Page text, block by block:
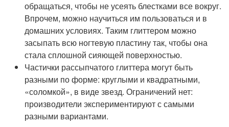
обращаться, чтобы не усеять блестками все вокруг.
Впрочем, можно научиться им пользоваться и в
домашних условиях. Таким глиттером можно
засыпать всю ногтевую пластину так, чтобы она
стала сплошной сияющей поверхностью.
Частички рассыпчатого глиттера могут быть
разными по форме: круглыми и квадратными,
«соломкой», в виде звезд. Ограничений нет:
производители экспериментируют с самыми
разными вариантами.